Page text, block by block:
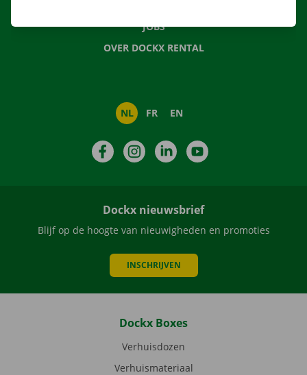
JOBS
OVER DOCKX RENTAL
NL FR EN
FacebookInstagramLinkedIn
Dockx nieuwsbrief
Blijf op de hoogte van nieuwigheden en promoties
INSCHRIJVEN
Dockx Boxes
Verhuisdozen
Verhuismateriaal